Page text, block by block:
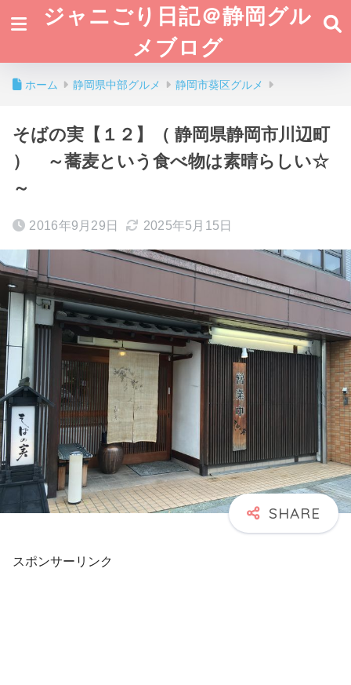
ジャニごり日記＠静岡グル
メブログ
ホーム 静岡県中部グルメ 静岡市葵区グルメ
そばの実【１２】（ 静岡県静岡市川辺町
） ～蕎麦という食べ物は素晴らしい☆
～
2016年9月29日 2025年5月15日
スポンサーリンク